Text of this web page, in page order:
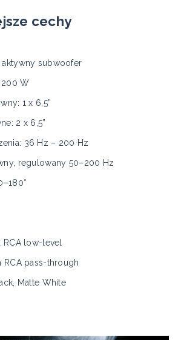
cechy
subwoofer
200 W
1 x 6,5”
2 x 6,5”
36 Hz – 200 Hz
regulowany 50–200 Hz
RCA low-level
RCA pass-through
Matte White